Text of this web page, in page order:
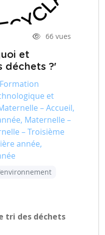
66 vues
et
déchets ?'
et
– Accueil,
Maternelle –
– Troisième
année,
tri des déchets